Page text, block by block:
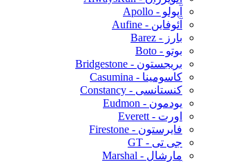
آپولو - Apollo
آئوفاین - Aufine
بارز - Barez
بوتو - Boto
بریجستون - Bridgestone
کاسومینا - Casumina
کنستانسی - Constancy
یودمون - Eudmon
اورت - Everett
فایرستون - Firestone
جی تی - GT
مارشال - Marshal